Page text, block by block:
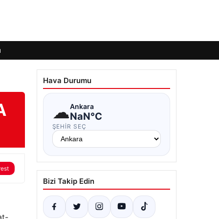
Hava Durumu
☁Ankara
NaN°C
ŞEHIR SEÇ
Bizi Takip Edin